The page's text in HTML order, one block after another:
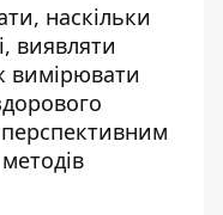
наскільки
виявляти
вимірювати